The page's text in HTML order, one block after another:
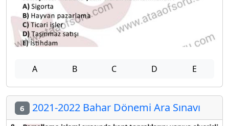
A B C D E
6 2021-2022 Bahar Dönemi Ara Sınavı